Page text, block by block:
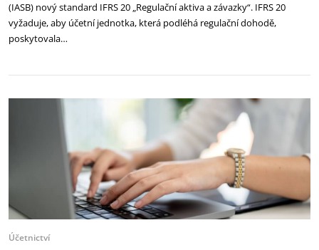
(IASB) nový standard IFRS 20 „Regulační aktiva a závazky“. IFRS 20
vyžaduje, aby účetní jednotka, která podléhá regulační dohodě,
poskytovala…
Účetnictví